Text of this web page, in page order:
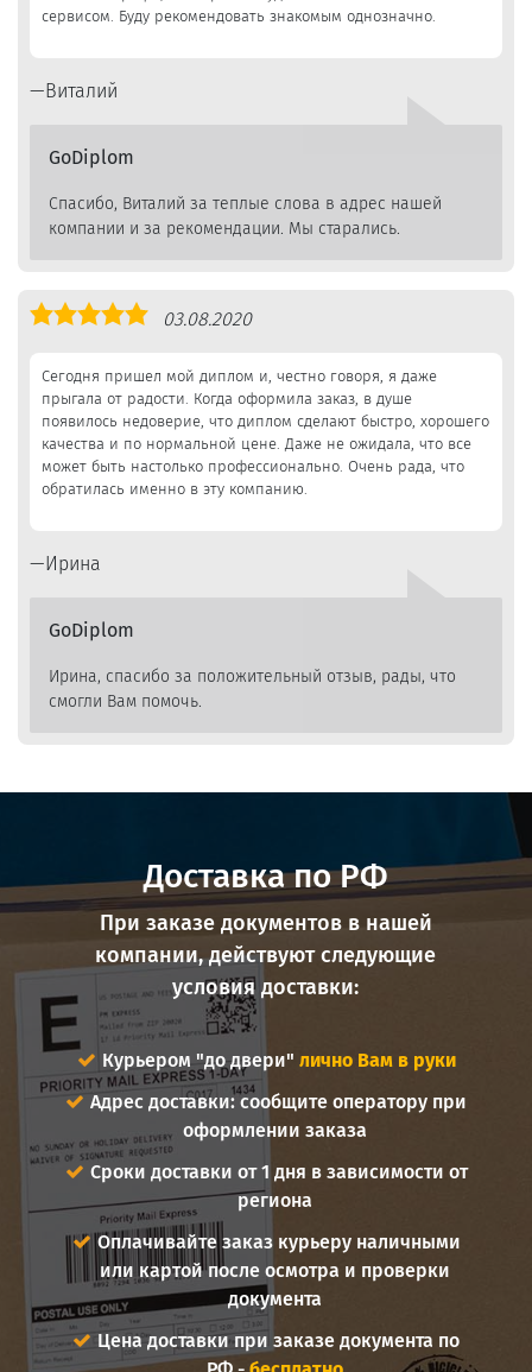
сервисом. Буду рекомендовать знакомым однозначно.
Виталий
GoDiplom
Спасибо, Виталий за теплые слова в адрес нашей
компании и за рекомендации. Мы старались.
Оценка
03.08.2020
Сегодня пришел мой диплом и, честно говоря, я даже
прыгала от радости. Когда оформила заказ, в душе
появилось недоверие, что диплом сделают быстро, хорошего
качества и по нормальной цене. Даже не ожидала, что все
может быть настолько профессионально. Очень рада, что
обратилась именно в эту компанию.
Ирина
GoDiplom
Ирина, спасибо за положительный отзыв, рады, что
смогли Вам помочь.
Доставка по РФ
При заказе документов в нашей
компании, действуют следующие
условия доставки:
Курьером "до двери" лично Вам в руки
Адрес доставки: сообщите оператору при
оформлении заказа
Сроки доставки от 1 дня в зависимости от
региона
Оплачивайте заказ курьеру наличными
или картой после осмотра и проверки
документа
Цена доставки при заказе документа по